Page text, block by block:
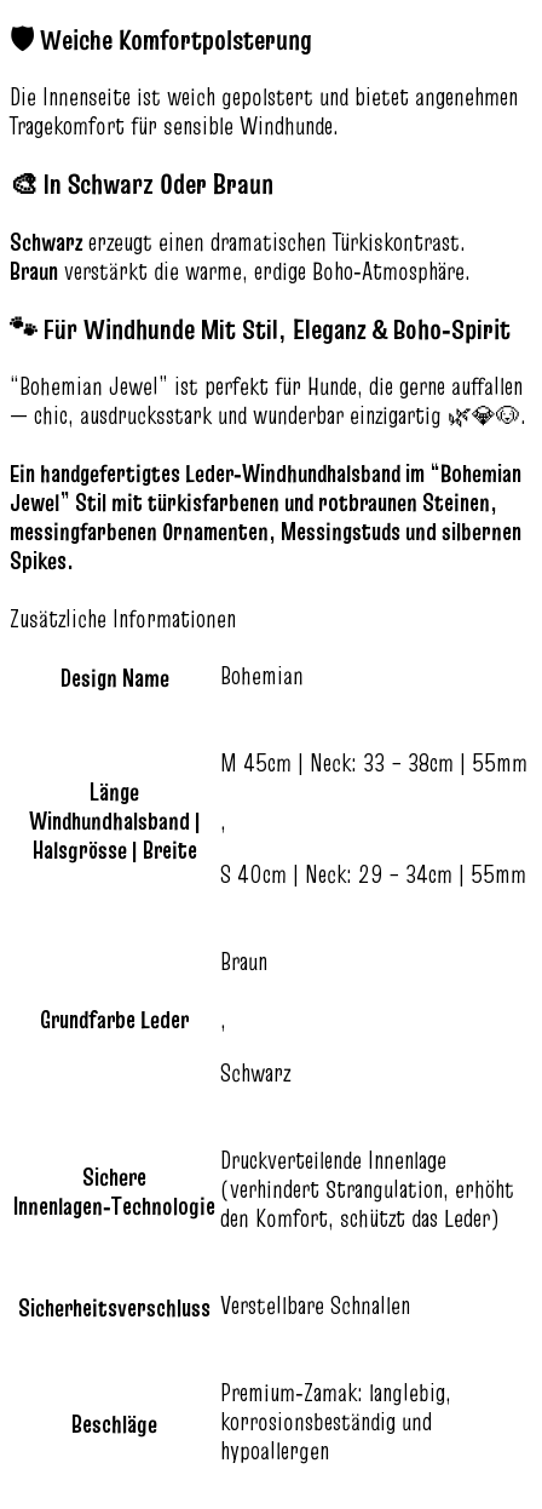
🛡️ Weiche Komfortpolsterung
Die Innenseite ist weich gepolstert und bietet angenehmen
Tragekomfort für sensible Windhunde.
🎨 In Schwarz Oder Braun
Schwarzerzeugt einen dramatischen Türkiskontrast.
Braunverstärkt die warme, erdige Boho‑Atmosphäre.
🐾 Für Windhunde Mit Stil, Eleganz & Boho‑Spirit
“Bohemian Jewel” ist perfekt für Hunde, die gerne auffallen
— chic, ausdrucksstark und wunderbar einzigartig 🌿💎🐶.
Ein handgefertigtes Leder‑Windhundhalsband im “Bohemian
Jewel” Stil mit türkisfarbenen und rotbraunen Steinen,
messingfarbenen Ornamenten, Messingstuds und silbernen
Spikes.
Zusätzliche Informationen
Design Name
Bohemian
Länge
Windhundhalsband |
Halsgrösse | Breite
M 45cm | Neck: 33 – 38cm | 55mm
,
S 40cm | Neck: 29 – 34cm | 55mm
Grundfarbe Leder
Braun
,
Schwarz
Sichere
Innenlagen‑Technologie
Druckverteilende Innenlage
(verhindert Strangulation, erhöht
den Komfort, schützt das Leder)
Sicherheitsverschluss Verstellbare Schnallen
Beschläge
Premium‑Zamak: langlebig,
korrosionsbeständig und
hypoallergen